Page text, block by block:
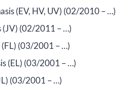
(EV, HV, UV) (02/2010 – …)
(02/2011 – …)
(03/2001 – …)
(EL) (03/2001 – …)
(03/2001 – …)